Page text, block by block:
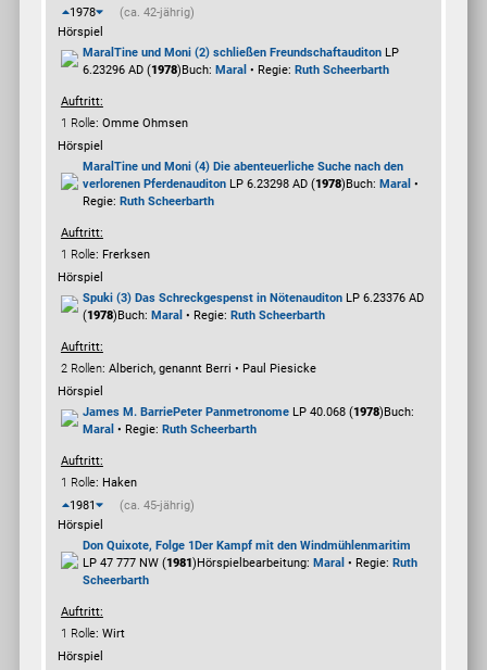
1978
(ca. 42-jährig)
Hörspiel
Maral Tine und Moni (2) schließen FreundschaftauditonLP
6.23296 AD (1978) Buch: Maral • Regie: Ruth Scheerbarth
Auftritt:
1 Rolle: Omme Ohmsen
Hörspiel
Maral Tine und Moni (4) Die abenteuerliche Suche nach den
verlorenen PferdenauditonLP 6.23298 AD (1978) Buch: Maral •
Regie: Ruth Scheerbarth
Auftritt:
1 Rolle: Frerksen
Hörspiel
Spuki (3) Das Schreckgespenst in NötenauditonLP 6.23376 AD
(1978) Buch: Maral • Regie: Ruth Scheerbarth
Auftritt:
2 Rollen: Alberich, genannt Berri • Paul Piesicke
Hörspiel
James M. BarriePeter PanmetronomeLP 40.068 (1978) Buch:
Maral • Regie: Ruth Scheerbarth
Auftritt:
1 Rolle: Haken
1981
(ca. 45-jährig)
Hörspiel
Don Quixote, Folge 1 Der Kampf mit den Windmühlenmaritim
LP 47 777 NW (1981) Hörspielbearbeitung: Maral • Regie: Ruth
Scheerbarth
Auftritt:
1 Rolle: Wirt
Hörspiel